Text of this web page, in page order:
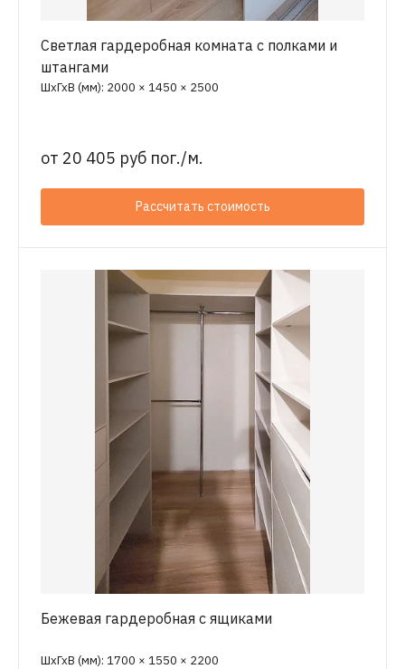
Светлая гардеробная комната с полками и
штангами
ШхГхВ (мм): 2000 × 1450 × 2500
от 20 405 руб пог./м.
Рассчитать стоимость
Бежевая гардеробная с ящиками
ШхГхВ (мм): 1700 × 1550 × 2200